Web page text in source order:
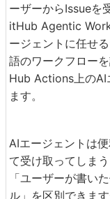
ーザーからIssueを
itHub Agentic
ージェントに任せ
語のワークフロー
Hub Actions上のAI
ます。
AIエージェントは
て受け取ってしま
「ユーザーが書い
ル」を区別できま